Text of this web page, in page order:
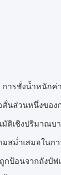
ารชั่งน้ำหนักค่
นส่วนหนึ่งของ
เชิงปริมาณบา
มสม่ำเสมอใน
ป้อนจากถังบัฟ